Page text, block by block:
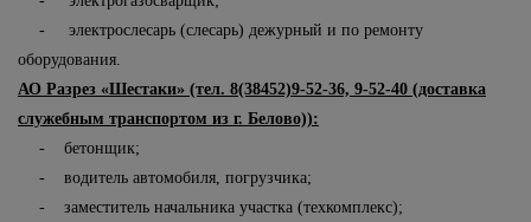
- электрослесарь (слесарь) дежурный и по ремонту
оборудования.
АО Разрез «Шестаки» (тел. 8(38452)9-52-36, 9-52-40 (доставка
служебным транспортом из г. Белово)):
- бетонщик;
- водитель автомобиля, погрузчика;
- заместитель начальника участка (техкомплекс);